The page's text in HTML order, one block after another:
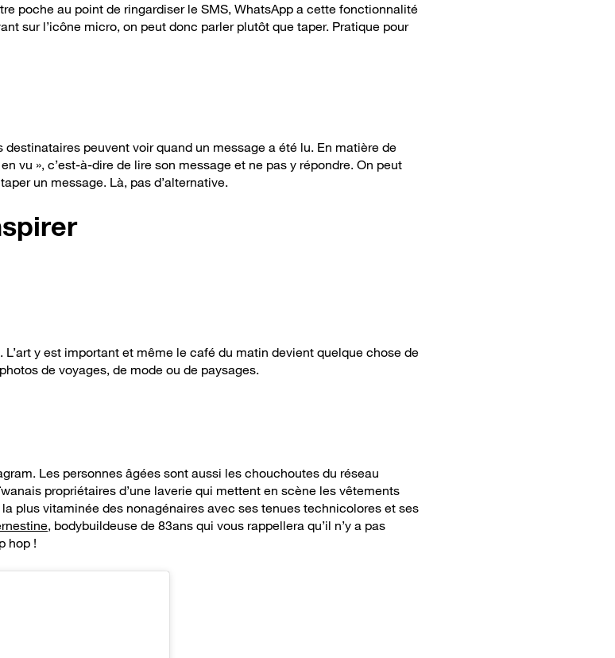
poche au point de ringardiser le SMS, WhatsApp a cette fonctionnalité
sur l’icône micro, on peut donc parler plutôt que taper. Pratique pour
peuvent voir quand un message a été lu. En matière de
vu », c’est-à-dire de lire son message et ne pas y répondre. On peut
un message. Là, pas d’alternative.
y est important et même le café du matin devient quelque chose de
de voyages, de mode ou de paysages.
Les personnes âgées sont aussi les chouchoutes du réseau
propriétaires d’une laverie qui mettent en scène les vêtements
la plus vitaminée des nonagénaires avec ses tenues technicolores et ses
, bodybuildeuse de 83ans qui vous rappellera qu’il n’y a pas
hop !